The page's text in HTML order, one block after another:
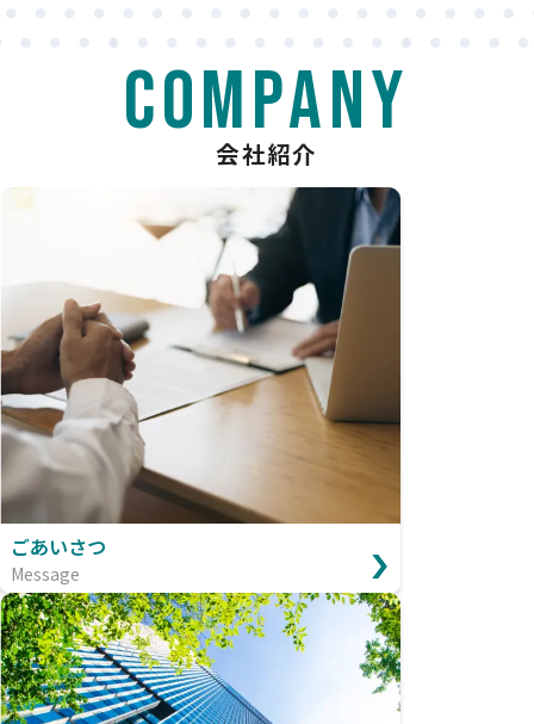
company
会社紹介
ごあいさつ
Message